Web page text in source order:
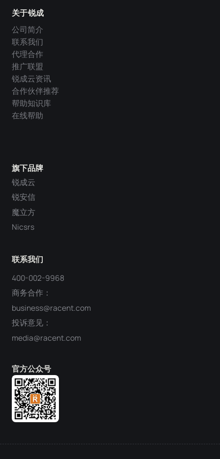
旗下品牌
锐成云
锐安信
魔立方
Nicsrs
联系我们
400-002-9968
商务合作：
business@racent.com
投诉意见：
media@racent.com
官方公众号
关于锐成
公司简介
联系我们
代理合作
推广联盟
锐成云资讯
合作伙伴推荐
帮助知识库
在线帮助